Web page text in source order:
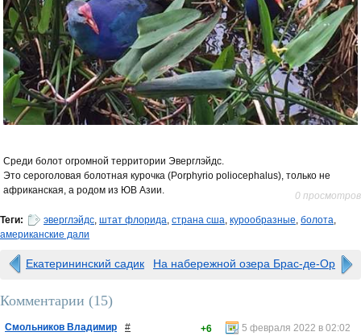
Среди болот огромной территории Эверглэйдс.
Это сероголовая болотная курочка (Porphyrio poliocephalus), только не
африканская, а родом из ЮВ Азии.
0 просмотров
Теги: эверглэйдс, штат флорида, страна сша, курообразные, болота,
американские дали
Екатерининский садик На набережной озера Брас-де-Ор
Комментарии (15)
Смольников Владимир # 5 февраля 2022 в 02:02
+6